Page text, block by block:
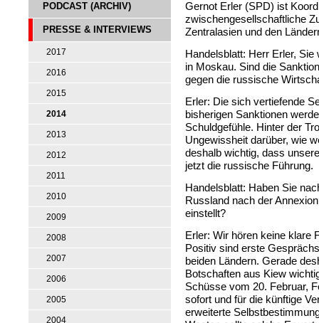
PODCAST (ARCHIV)
PRESSE & INTERVIEWS
2017
2016
2015
2014
2013
2012
2011
2010
2009
2008
2007
2006
2005
2004
Gernot Erler (SPD) ist
zwischengesellschaftliche
Zentralasien und den
Handelsblatt: Herr Erler,
in Moskau. Sind die
gegen die russische
Erler: Die sich vertiefende
bisherigen Sanktionen
Schuldgefühle. Hinter der
Ungewissheit darüber, wie
deshalb wichtig, dass
jetzt die russische Führung.
Handelsblatt: Haben Sie
Russland nach der
einstellt?
Erler: Wir hören keine klare
Positiv sind erste
beiden Ländern. Gerade
Botschaften aus Kiew
Schüsse vom 20. Februar,
sofort und für die künftige
erweiterte